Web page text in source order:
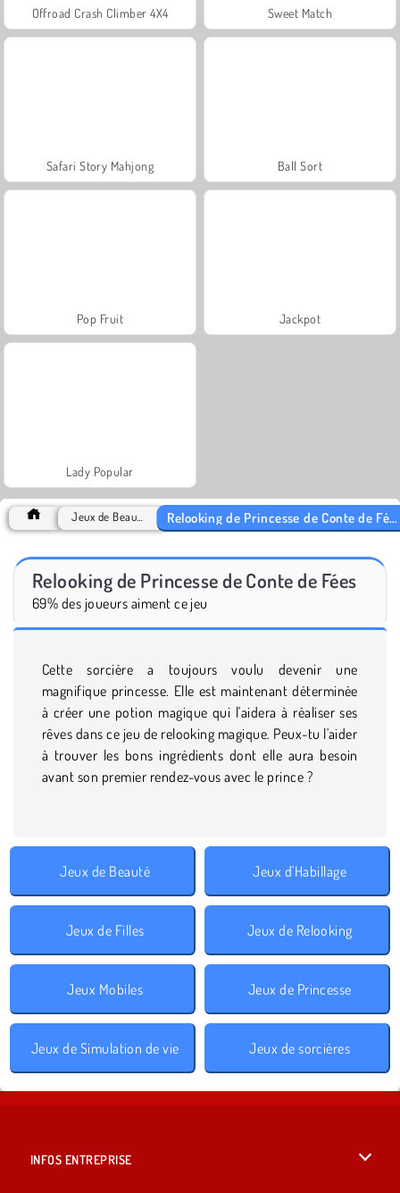
Offroad Crash Climber 4X4 Sweet Match
Safari Story Mahjong Ball Sort
Pop Fruit Jackpot
Lady Popular
Relooking de Princesse de Conte de Fées
69% des joueurs aiment ce jeu
Cette sorcière a toujours voulu devenir une
magnifique princesse. Elle est maintenant déterminée
à créer une potion magique qui l'aidera à réaliser ses
rêves dans ce jeu de relooking magique. Peux-tu l'aider
à trouver les bons ingrédients dont elle aura besoin
avant son premier rendez-vous avec le prince ?
Jeux de Beauté Jeux d'Habillage
Jeux de Filles Jeux de Relooking
Jeux Mobiles Jeux de Princesse
Jeux de Simulation de vie Jeux de sorcières
INFOS ENTREPRISE